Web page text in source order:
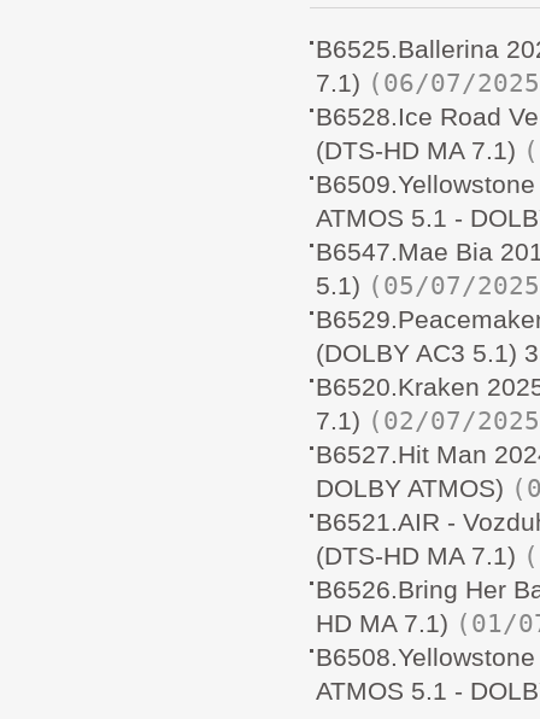
B6525.Ballerina
7.1) (06/07/
B6528.Ice Road
(DTS-HD MA 7.1)
ATMOS 5.1 -
B6547.Mae Bia
5.1) (05/07/
(DOLBY AC3 5.1)
B6520.Kraken
7.1) (02/07/
B6527.Hit Man
DOLBY ATMOS)
B6521.AIR -
(DTS-HD MA 7.1)
B6526.Bring Her
HD MA 7.1) (01/
ATMOS 5.1 -